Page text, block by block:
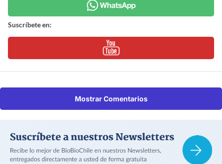
Suscríbete en:
Mostrar Comentarios